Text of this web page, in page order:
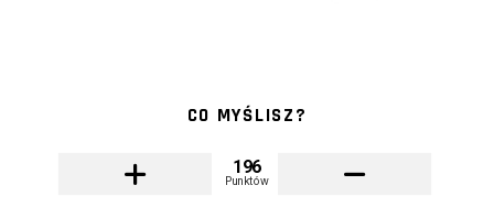
CO MYŚLISZ?
196
Punktów